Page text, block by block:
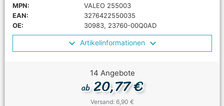
MPN:
VALEO 255003
EAN:
3276422550035
OE:
30983, 23760-00Q0AD
Artikelinformationen
14 Angebote
ab20,77 €
Versand: 6,90 €